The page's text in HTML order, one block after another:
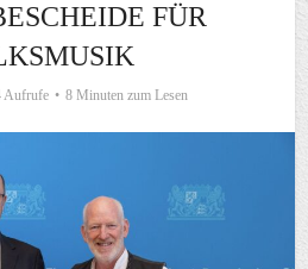
FÜR
Aufrufe 8 Minuten zum Lesen